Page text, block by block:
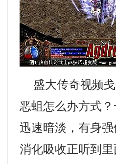
盛大传奇视频戋
恶蛆怎么办方式
迅速暗淡，有身
消化吸收正听到